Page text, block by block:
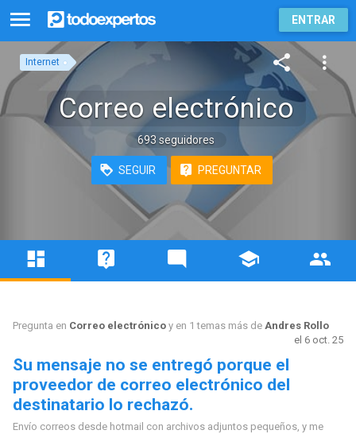
ENTRAR
Internet
Correo electrónico
693 seguidores
SEGUIR PREGUNTAR
Pregunta en Correo electrónicoy en 1 temas más de Andres Rollo
el 6 oct. 25
Su mensaje no se entregó porque el
proveedor de correo electrónico del
destinatario lo rechazó.
Envío correos desde hotmail con archivos adjuntos pequeños, y me